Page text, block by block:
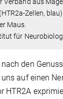
Zellen,
Maus.
für
den
auf einen
HTR2A